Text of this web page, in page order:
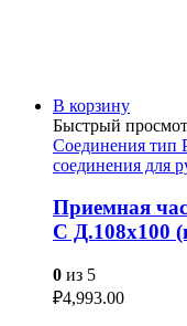
В корзину
Быстрый
Соединения тип
соединения для
Приемная
C Д.108х100
0 из 5
₽4,993.00